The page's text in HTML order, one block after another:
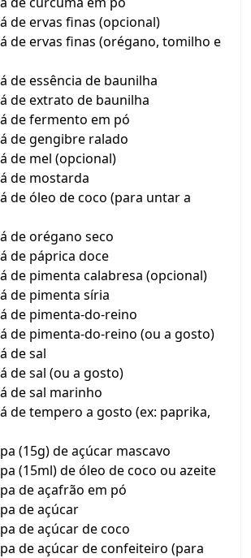
de ervas finas (opcional)
de ervas finas (orégano, tomilho e
de essência de baunilha
de extrato de baunilha
de fermento em pó
de gengibre ralado
de mel (opcional)
de mostarda
de óleo de coco (para untar a
de orégano seco
de páprica doce
de pimenta calabresa (opcional)
de pimenta síria
de pimenta-do-reino
de pimenta-do-reino (ou a gosto)
de sal
de sal (ou a gosto)
de sal marinho
de tempero a gosto (ex: paprika,
(15g) de açúcar mascavo
(15ml) de óleo de coco ou azeite
de açafrão em pó
de açúcar
de açúcar de coco
de açúcar de confeiteiro (para